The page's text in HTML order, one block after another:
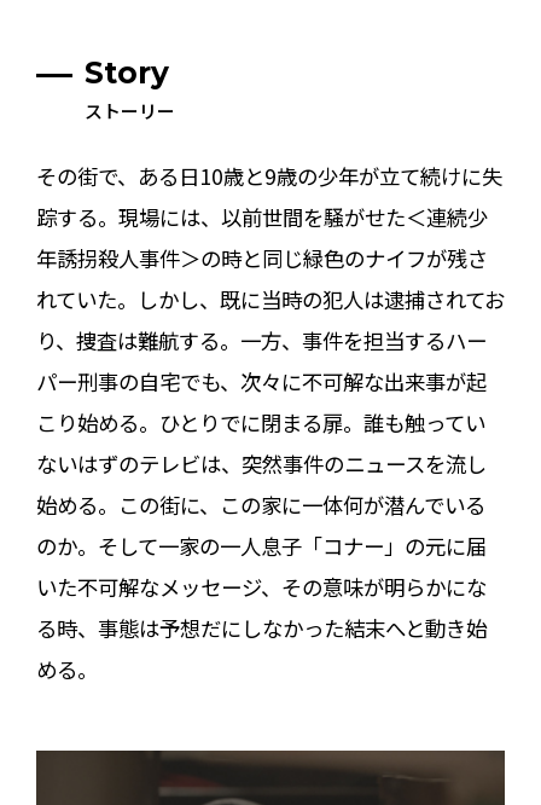
Story
ストーリー
その街で、ある日10歳と9歳の少年が立て続けに失
踪する。現場には、以前世間を騒がせた＜連続少
年誘拐殺人事件＞の時と同じ緑色のナイフが残さ
れていた。しかし、既に当時の犯人は逮捕されてお
り、捜査は難航する。一方、事件を担当するハー
パー刑事の自宅でも、次々に不可解な出来事が起
こり始める。ひとりでに閉まる扉。誰も触ってい
ないはずのテレビは、突然事件のニュースを流し
始める。この街に、この家に一体何が潜んでいる
のか。そして一家の一人息子「コナー」の元に届
いた不可解なメッセージ、その意味が明らかにな
る時、事態は予想だにしなかった結末へと動き始
める。